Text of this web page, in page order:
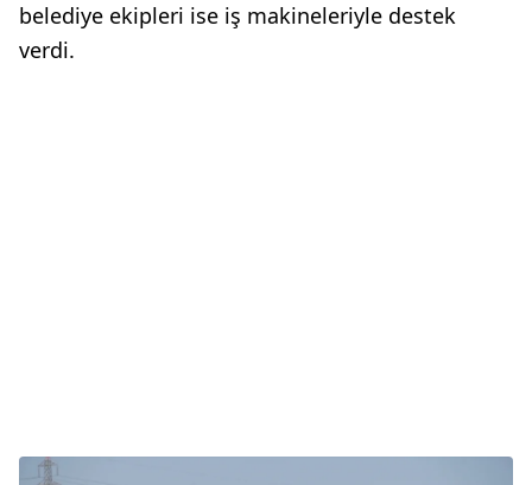
belediye ekipleri ise iş makineleriyle destek
verdi.